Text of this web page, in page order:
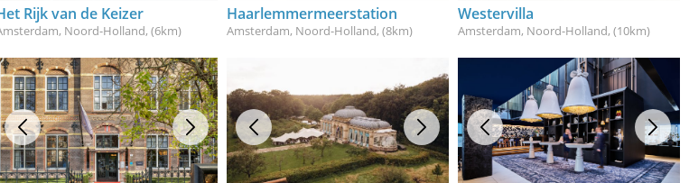
Rijk van de Keizer
Noord-Holland, (6km)
Haarlemmermeerstation
Amsterdam, Noord-Holland, (8km)
Westervilla
Amsterdam, Noord-Holland, (10km)